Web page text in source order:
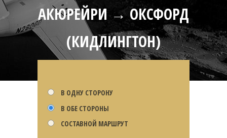
АКЮРЕЙРИ → ОКСФОРД
(КИДЛИНГТОН)
В ОДНУ СТОРОНУ
В ОБЕ СТОРОНЫ
СОСТАВНОЙ МАРШРУТ